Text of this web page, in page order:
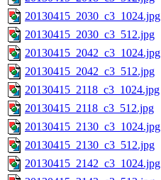
20130415_2030_c3_1024.jpg
20130415_2030_c3_512.jpg
20130415_2042_c3_1024.jpg
20130415_2042_c3_512.jpg
20130415_2118_c3_1024.jpg
20130415_2118_c3_512.jpg
20130415_2130_c3_1024.jpg
20130415_2130_c3_512.jpg
20130415_2142_c3_1024.jpg